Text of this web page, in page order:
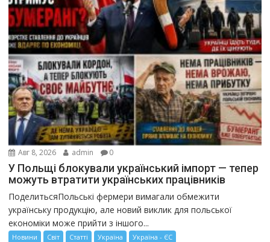
Авг 8, 2026 admin 0
У Польщі блокували український імпорт — тепер
можуть втратити українських працівників
ПоделитьсяПольські фермери вимагали обмежити
українську продукцію, але новий виклик для польської
економіки може прийти з іншого...
Новини Світ Статті Україна Україна - ЄС